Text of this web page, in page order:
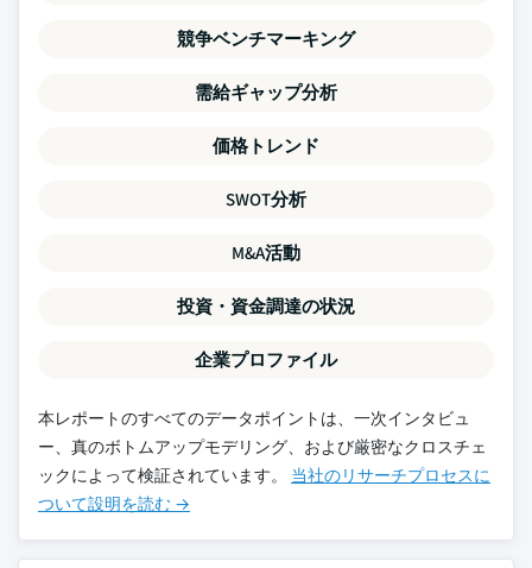
競争ベンチマーキング
需給ギャップ分析
価格トレンド
SWOT分析
M&A活動
投資・資金調達の状況
企業プロファイル
本レポートのすべてのデータポイントは、一次インタビュ
ー、真のボトムアップモデリング、および厳密なクロスチェ
ックによって検証されています。 当社のリサーチプロセスに
ついて設明を読む →